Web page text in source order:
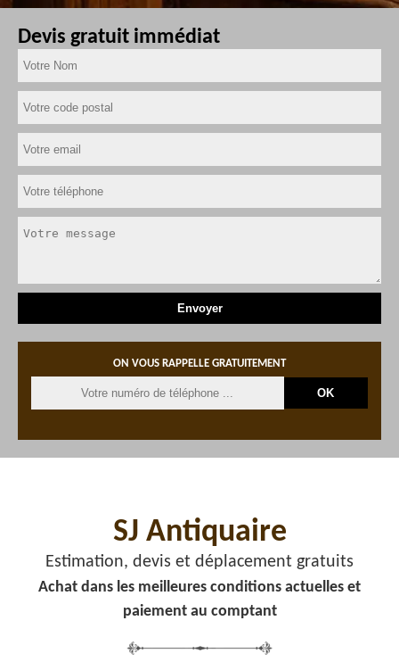
Devis gratuit immédiat
ON VOUS RAPPELLE GRATUITEMENT
SJ Antiquaire
Estimation, devis et déplacement gratuits
Achat dans les meilleures conditions actuelles et
paiement au comptant